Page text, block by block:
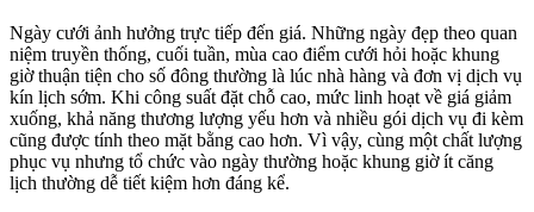
Ngày cưới ảnh hưởng trực tiếp đến giá. Những ngày đẹp theo quan
niệm truyền thống, cuối tuần, mùa cao điểm cưới hỏi hoặc khung
giờ thuận tiện cho số đông thường là lúc nhà hàng và đơn vị dịch vụ
kín lịch sớm. Khi công suất đặt chỗ cao, mức linh hoạt về giá giảm
xuống, khả năng thương lượng yếu hơn và nhiều gói dịch vụ đi kèm
cũng được tính theo mặt bằng cao hơn. Vì vậy, cùng một chất lượng
phục vụ nhưng tổ chức vào ngày thường hoặc khung giờ ít căng
lịch thường dễ tiết kiệm hơn đáng kể.